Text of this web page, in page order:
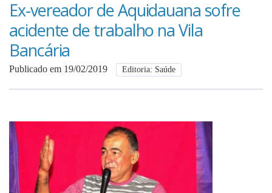
Anuncie
Anuncie
Ex-vereador de Aquidauana sofre
acidente de trabalho na Vila
Bancária
Publicado em 19/02/2019 Editoria: Saúde